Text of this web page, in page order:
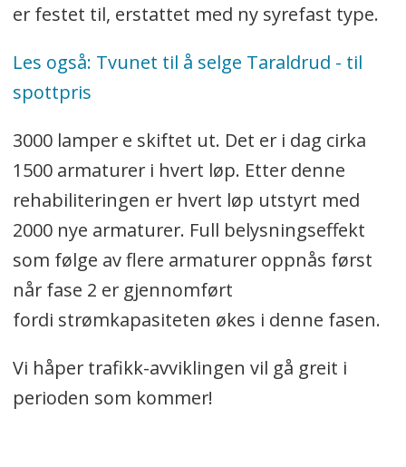
er festet til, erstattet med ny syrefast type.
Les også: Tvunet til å selge Taraldrud - til
spottpris
3000 lamper e skiftet ut. Det er i dag cirka
1500 armaturer i hvert løp. Etter denne
rehabiliteringen er hvert løp utstyrt med
2000 nye armaturer. Full belysningseffekt
som følge av flere armaturer oppnås først
når fase 2 er gjennomført
fordi strømkapasiteten økes i denne fasen.
Vi håper trafikk-avviklingen vil gå greit i
perioden som kommer!